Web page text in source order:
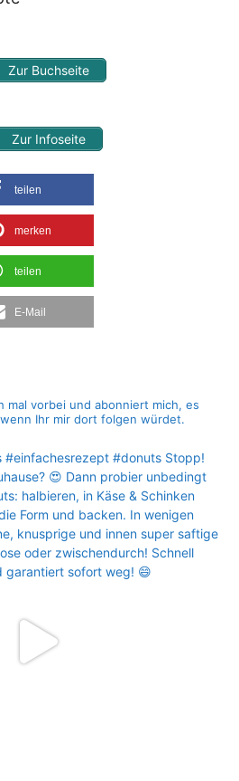
Zur Buchseite
Zur Infoseite
teilen
merken
teilen
E-Mail
mal vorbei und abonniert mich, es
Ihr mir dort folgen würdet.